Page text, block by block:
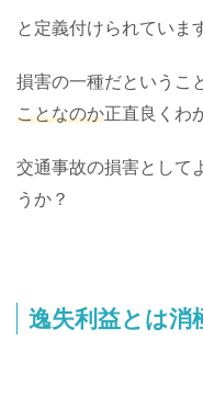
と定義付けられていま
損害の一種だというこ
ことなのか正直良くわ
交通事故の損害として
うか？
逸失利益とは消